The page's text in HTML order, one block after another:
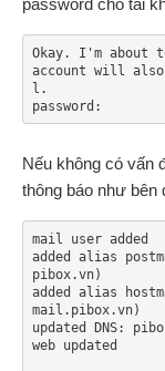
password cho tài
Okay. I'm about
account will
l.
password:
Nếu không có vấn
thông báo như bên
mail user added
added alias
pibox.vn)
added alias
mail.pibox.vn)
updated DNS:
web updated